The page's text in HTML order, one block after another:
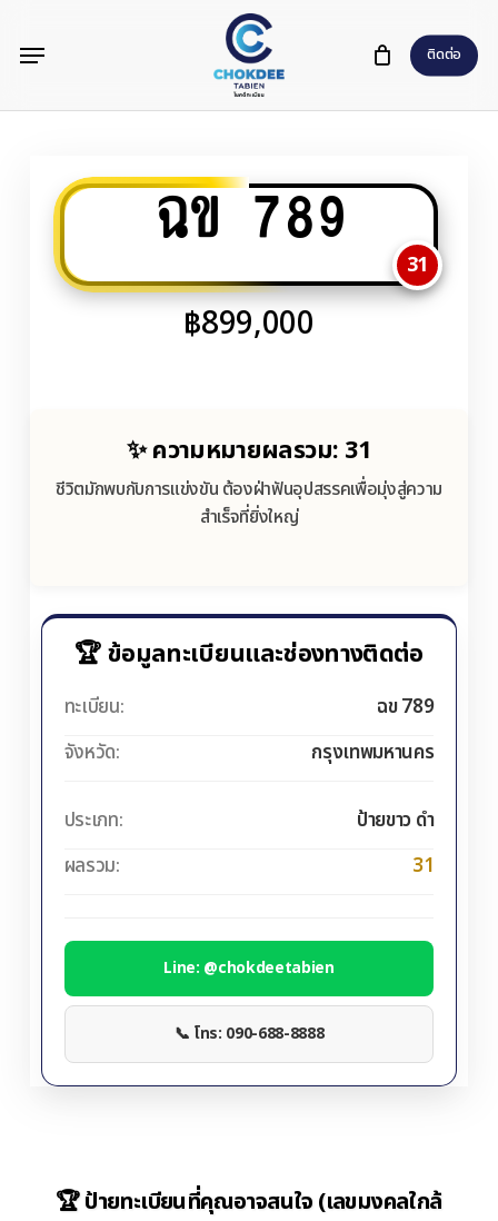
content
ติดต่อ
Menu
ฉข 789
31
฿899,000
✨ ความหมายผลรวม: 31
ชีวิตมักพบกับการแข่งขัน ต้องฝ่าฟันอุปสรรคเพื่อมุ่งสู่ความ
สำเร็จที่ยิ่งใหญ่
🏆 ข้อมูลทะเบียนและช่องทางติดต่อ
ทะเบียน:
ฉข 789
จังหวัด:
กรุงเทพมหานคร
ประเภท:
ป้ายขาว ดำ
ผลรวม:
31
Line: @chokdeetabien
📞 โทร: 090-688-8888
🏆 ป้ายทะเบียนที่คุณอาจสนใจ (เลขมงคลใกล้